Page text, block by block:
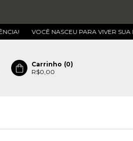
VOCÊ NASCEU PARA VIVER SUA ESSÊNCIA!
Carrinho (0)
R$0,00